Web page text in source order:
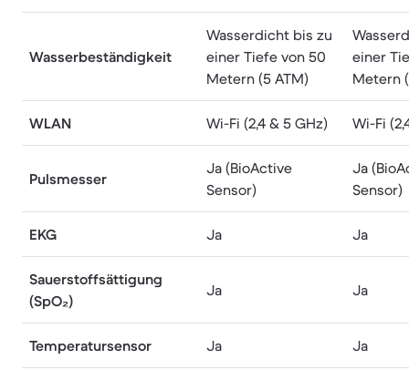
Wasserbeständigkeit
Wasserdicht bis zu
einer Tiefe von 50
Metern (5 ATM)
einer
Metern
WLAN Wi-Fi (2,4 & 5 GHz) Wi-Fi
Pulsmesser
Ja (BioActive
Sensor)
Ja
Sensor)
EKG Ja Ja
Sauerstoffsättigung
(SpO₂)
Ja Ja
Temperatursensor Ja Ja